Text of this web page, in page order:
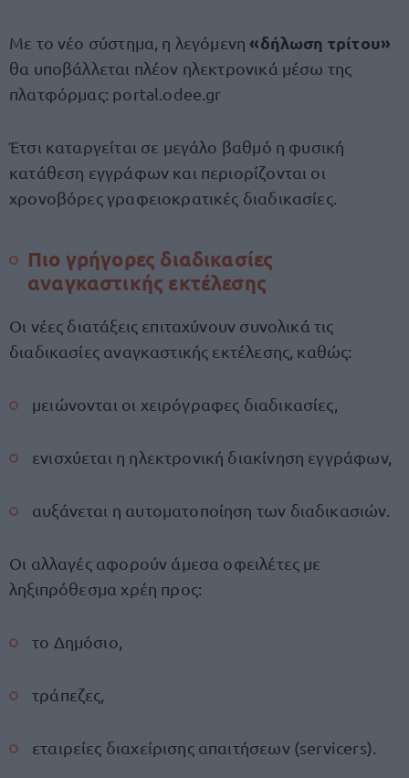
Με το νέο σύστημα, η λεγόμενη«δήλωση τρίτου»
θα υποβάλλεται πλέον ηλεκτρονικά μέσω της
πλατφόρμας: portal.odee.gr
Έτσι καταργείται σε μεγάλο βαθμό η φυσική
κατάθεση εγγράφων και περιορίζονται οι
χρονοβόρες γραφειοκρατικές διαδικασίες.
Πιο γρήγορες διαδικασίες
αναγκαστικής εκτέλεσης
Οι νέες διατάξεις επιταχύνουν συνολικά τις
διαδικασίες αναγκαστικής εκτέλεσης, καθώς:
μειώνονται οι χειρόγραφες διαδικασίες,
ενισχύεται η ηλεκτρονική διακίνηση εγγράφων,
αυξάνεται η αυτοματοποίηση των διαδικασιών.
Οι αλλαγές αφορούν άμεσα οφειλέτες με
ληξιπρόθεσμα χρέη προς:
το Δημόσιο,
τράπεζες,
εταιρείες διαχείρισης απαιτήσεων (servicers).